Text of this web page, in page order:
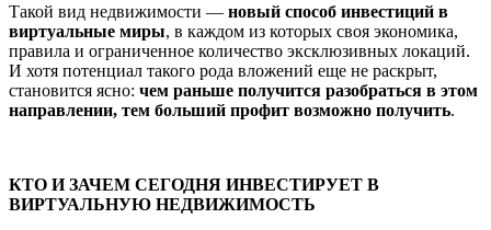
Такой вид недвижимости — новый способ инвестиций в
виртуальные миры, в каждом из которых своя экономика,
правила и ограниченное количество эксклюзивных локаций.
И хотя потенциал такого рода вложений еще не раскрыт,
становится ясно: чем раньше получится разобраться в этом
направлении, тем больший профит возможно получить.
КТО И ЗАЧЕМ СЕГОДНЯ ИНВЕСТИРУЕТ В
ВИРТУАЛЬНУЮ НЕДВИЖИМОСТЬ